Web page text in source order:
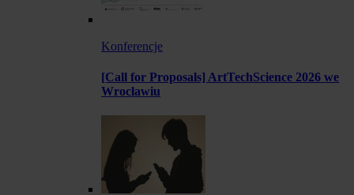
Konferencje
[Call for Proposals] ArtTechScience 2026 we
Wrocławiu